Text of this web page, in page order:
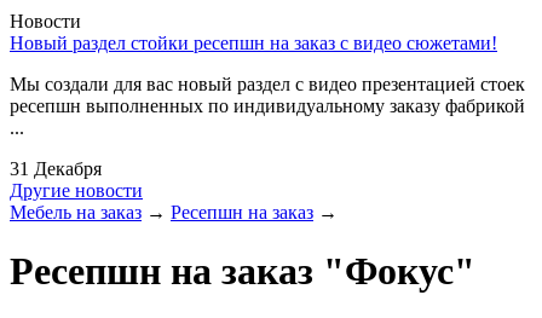
Новости
Новый раздел стойки ресепшн на заказ с видео сюжетами!
Мы создали для вас новый раздел с видео презентацией стоек
ресепшн выполненных по индивидуальному заказу фабрикой
...
31 Декабря
Другие новости
Мебель на заказ → Ресепшн на заказ →
Ресепшн на заказ "Фокус"